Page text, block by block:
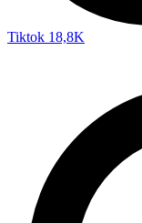
Tiktok 18,8K